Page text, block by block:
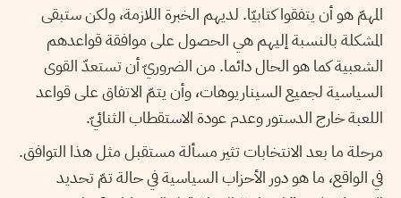
المهمّ هو أن يتفقوا كتابيّا. لديهم الخبرة اللازمة، ولكن ستبقى
المشكلة بالنسبة إليهم هي الحصول على موافقة قواعدهم
الشعبية كما هو الحال دائما. من الضروريّ أن تستعدّ القوى
السياسية لجميع السيناريوهات، وأن يتمّ الاتفاق على قواعد
اللعبة خارج الدستور وعدم عودة الاستقطاب الثنائيّ.
مرحلة ما بعد الانتخابات تثير مسألة مستقبل مثل هذا التوافق.
في الواقع، ما هو دور الأحزاب السياسية في حالة تمّ تحديد